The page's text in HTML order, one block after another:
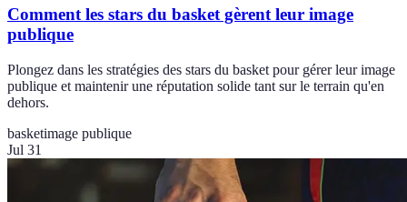
Comment les stars du basket gèrent leur image
publique
Plongez dans les stratégies des stars du basket pour gérer leur image
publique et maintenir une réputation solide tant sur le terrain qu'en
dehors.
basketimage publique
Jul 31